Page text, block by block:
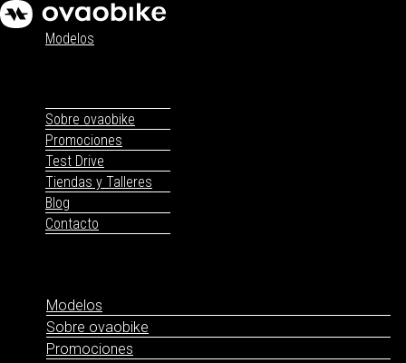
Modelos
Sobre ovaobike
Promociones
Test Drive
Tiendas y Talleres
Blog
Contacto
Modelos
Sobre ovaobike
Promociones